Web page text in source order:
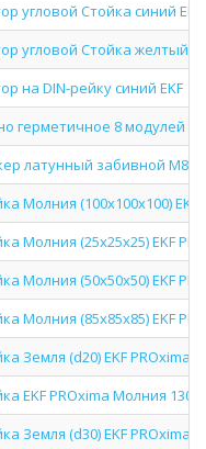
угловой Стойка синий EKF
угловой Стойка желтый
на DIN-рейку синий EKF
герметичное 8 модулей
латунный забивной М8
Молния (100х100х100) EKF
Молния (25х25х25) EKF
Молния (50х50х50) EKF
Молния (85х85х85) EKF
Земля (d20) EKF PROxima
EKF PROxima Молния 130
Земля (d30) EKF PROxima